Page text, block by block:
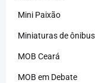
Mini Paixão
Miniaturas de ônibus
MOB Ceará
MOB em Debate